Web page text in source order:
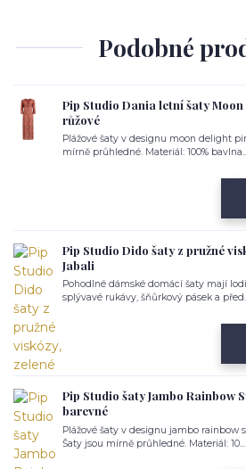
Podobné
Pip Studio Dania letní šaty
růžové
Plážové šaty v designu moon delight
mírně průhledné. Materiál: 100%
Pip Studio Dido šaty z pružné
Jabali
Pohodlné dámské domácí šaty mají
splývavé rukávy, šňůrkový pásek a
Pip Studio šaty Jambo Rainbow
barevné
Plážové šaty v designu jambo rainbow
Šaty jsou mírně průhledné. Materiál: 10...